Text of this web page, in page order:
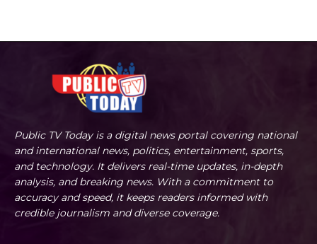
Public TV Today is a digital news portal covering national
and international news, politics, entertainment, sports,
and technology. It delivers real-time updates, in-depth
analysis, and breaking news. With a commitment to
accuracy and speed, it keeps readers informed with
credible journalism and diverse coverage.